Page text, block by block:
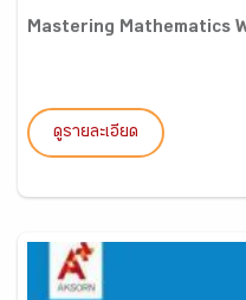
Mastering Mathematics
ดูรายละเอียด